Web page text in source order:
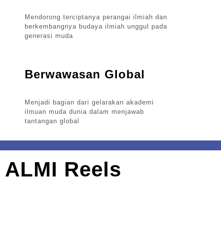
Mendorong terciptanya perangai ilmiah dan
berkembangnya budaya ilmiah unggul pada
generasi muda
Berwawasan Global
Menjadi bagian dari gelarakan akademi
ilmuan muda dunia dalam menjawab
tantangan global
ALMI Reels